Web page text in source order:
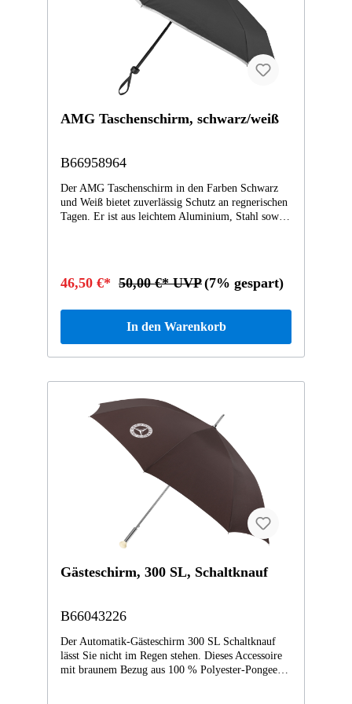
AMG Taschenschirm, schwarz/weiß
B66958964
Der AMG Taschenschirm in den Farben Schwarz
und Weiß bietet zuverlässig Schutz an regnerischen
Tagen. Er ist aus leichtem Aluminium, Stahl sowie
im geschlossenen Format mit einer Länge von ca.
Bezug des Taschenschirms besteht aus weißem
Polyester, während die Außenseite über ein schwarz
beschichtetes Design verfügt, bei dem der weiße
Saum nach außen umgeschlagen dezent sichtbar ist.
AMG Logoprägung, am passenden EVA-Etui mit
Reißverschluss ist zudem ein glänzend schwarzer
AMG Logodruck sichtbar. - Farbe: schwarz/weiß-
Material: Aluminium/Stahl/Polyester- Durchmesser
geöffnet: ca. 90 cm- Länge geschlossen: ca. 20 cm-
46,50 €* 50,00 €* UVP(7% gespart)
In den Warenkorb
Gästeschirm, 300 SL, Schaltknauf
B66043226
Der Automatik-Gästeschirm 300 SL Schaltknauf
lässt Sie nicht im Regen stehen. Dieses Accessoire
mit braunem Bezug aus 100 % Polyester-Pongee